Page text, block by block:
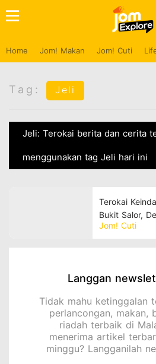
Home Jom! Makan Jom! Cuti
Tag: Jeli
Jeli: Terokai berita dan cerita
menggunakan tag Jeli hari ini
Jom! Cuti
Terokai
Bukit Salor,
Pendaki di
Langgan
Tidak mahu ketinggalan
perlancongan, makan,
riadah terbaik di
menerima artikel
minggu? Langganilah